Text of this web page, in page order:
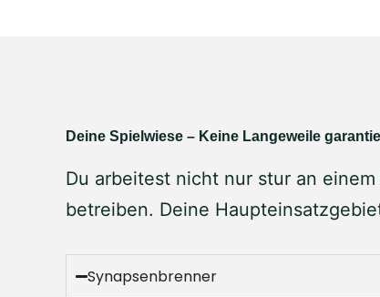
Deine Spielwiese – Keine Langeweile
Du arbeitest nicht nur stur an
betreiben. Deine
Synapsenbrenner